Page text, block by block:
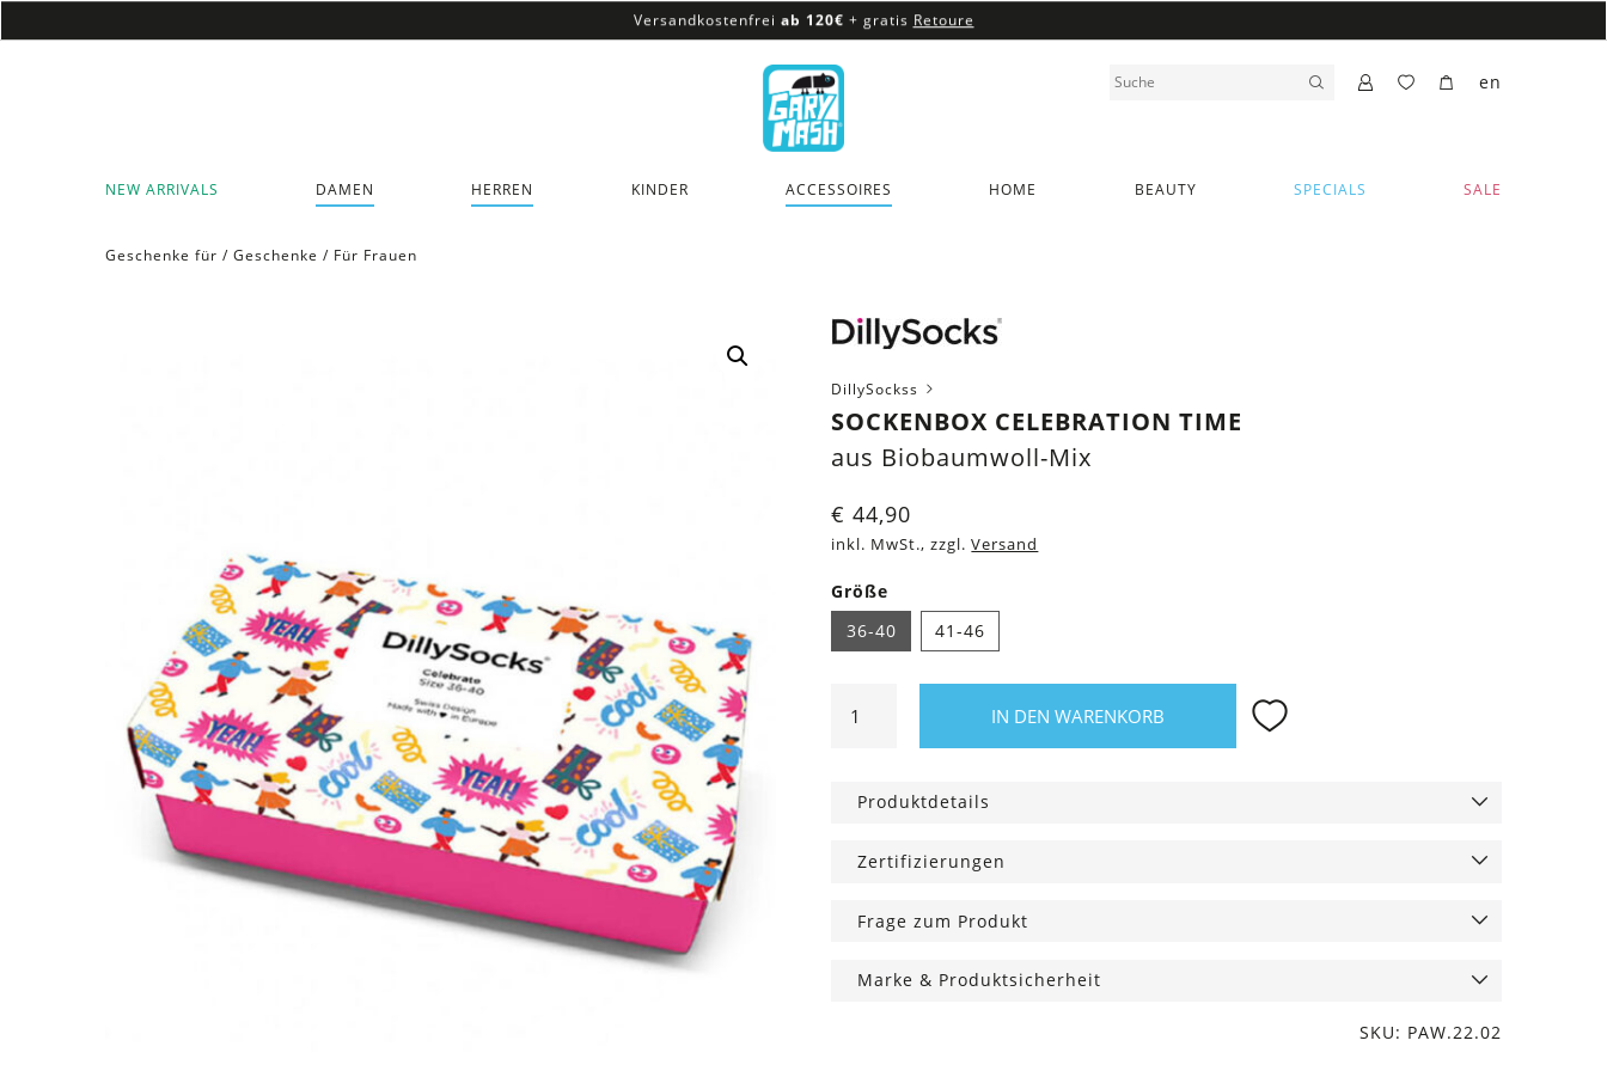
Versandkostenfrei ab 120€ + gratis Retoure
Versandkostenfreiab 120€
NEW ARRIVALS DAMEN HERREN KINDER ACCESSOIRES HOME BEAUTY SPECIALS SALE
en
Geschenke für / Geschenke / Für Frauen
DillySockss
SOCKENBOX CELEBRATION TIME
aus Biobaumwoll-Mix
€ 44,90
inkl. MwSt., zzgl. Versand
Größe
36-40
41-46
Celebration
IN DEN WARENKORB
Produktdetails
Zertifizierungen
Frage zum Produkt
Marke & Produktsicherheit
SKU: PAW.22.02